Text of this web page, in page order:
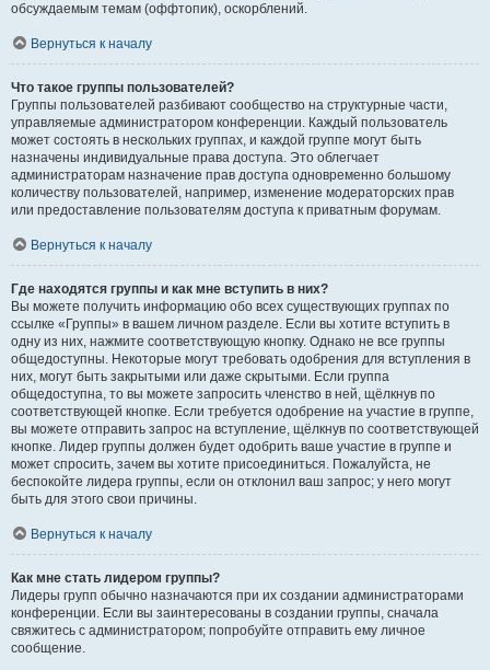
обсуждаемым темам (оффтопик), оскорблений.
Вернуться к началу
Что такое группы пользователей?
Группы пользователей разбивают сообщество на структурные части,
управляемые администратором конференции. Каждый пользователь
может состоять в нескольких группах, и каждой группе могут быть
назначены индивидуальные права доступа. Это облегчает
администраторам назначение прав доступа одновременно большому
количеству пользователей, например, изменение модераторских прав
или предоставление пользователям доступа к приватным форумам.
Вернуться к началу
Где находятся группы и как мне вступить в них?
Вы можете получить информацию обо всех существующих группах по
ссылке «Группы» в вашем личном разделе. Если вы хотите вступить в
одну из них, нажмите соответствующую кнопку. Однако не все группы
общедоступны. Некоторые могут требовать одобрения для вступления в
них, могут быть закрытыми или даже скрытыми. Если группа
общедоступна, то вы можете запросить членство в ней, щёлкнув по
соответствующей кнопке. Если требуется одобрение на участие в группе,
вы можете отправить запрос на вступление, щёлкнув по соответствующей
кнопке. Лидер группы должен будет одобрить ваше участие в группе и
может спросить, зачем вы хотите присоединиться. Пожалуйста, не
беспокойте лидера группы, если он отклонил ваш запрос; у него могут
быть для этого свои причины.
Вернуться к началу
Как мне стать лидером группы?
Лидеры групп обычно назначаются при их создании администраторами
конференции. Если вы заинтересованы в создании группы, сначала
свяжитесь с администратором; попробуйте отправить ему личное
сообщение.